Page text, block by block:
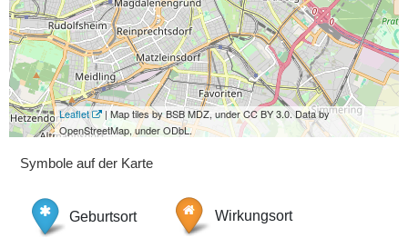
Leaflet
| Map tiles by BSB MDZ, under CC BY 3.0. Data by
OpenStreetMap, under ODbL.
Symbole auf der Karte
Geburtsort Wirkungsort